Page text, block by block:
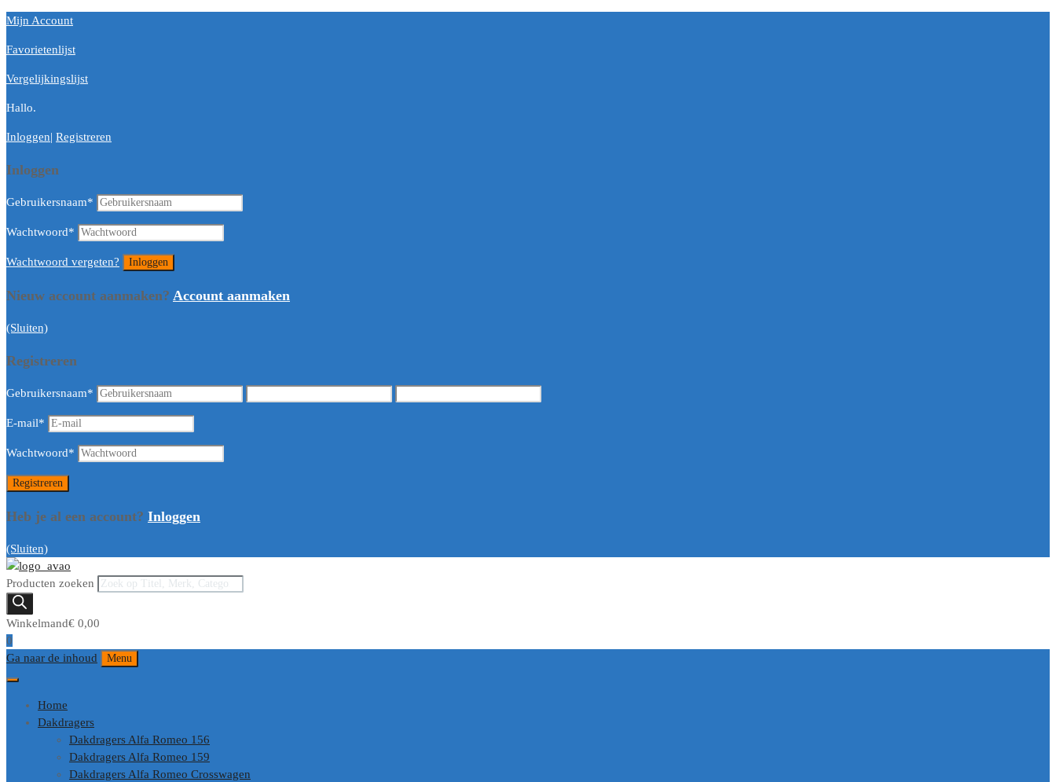
Mijn Account
Favorietenlijst
Vergelijkingslijst
Hallo.
Inloggen| Registreren
Inloggen
Gebruikersnaam*
Wachtwoord*
Wachtwoord vergeten?
Nieuw account aanmaken? Account aanmaken
(Sluiten)
Registreren
Gebruikersnaam*
E-mail*
Wachtwoord*
Heb je al een account? Inloggen
(Sluiten)
Producten zoeken
Winkelmand€ 0,00
0
Ga naar de inhoud
Menu
Home
Dakdragers
Dakdragers Alfa Romeo 156
Dakdragers Alfa Romeo 159
Dakdragers Alfa Romeo Crosswagen